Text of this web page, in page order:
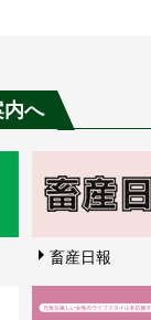
へ
畜産日報